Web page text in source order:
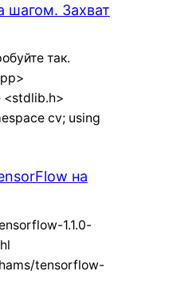
шагом. Захват
так.
<stdlib.h>
cv; using
на
1.1.0-
tensorflow-